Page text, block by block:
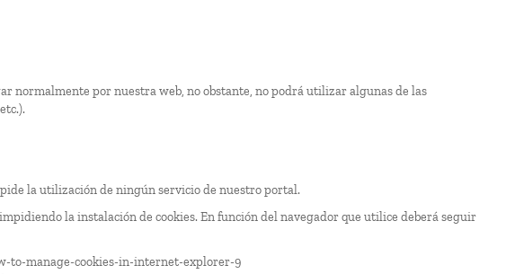
normalmente por nuestra web, no obstante, no podrá utilizar algunas de las
la utilización de ningún servicio de nuestro portal.
la instalación de cookies. En función del navegador que utilice deberá seguir
to-manage-cookies-in-internet-explorer-9